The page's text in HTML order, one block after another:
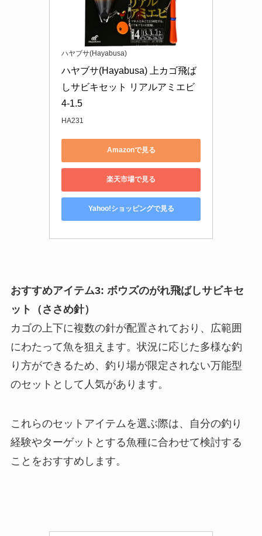
ハヤブサ(Hayabusa)
ハヤブサ(Hayabusa) 上カゴ飛ば
しサビキセット リアルアミエビ
4-1.5
HA231
Amazonで見る
楽天市場で見る
Yahoo!ショッピングで見る
おすすめアイテム3: ボウズのがれ飛ばしサビキセ
ット（ささめ針）
カゴの上下に複数の針が配置されており、広範囲
にわたって魚を狙えます。状況に応じた多様な釣
り方ができるため、釣り場が限定されない万能型
のセットとして人気があります。
これらのセットアイテムを選ぶ際は、自分の釣り
経験やターゲットとする魚種に合わせて検討する
ことをおすすめします。